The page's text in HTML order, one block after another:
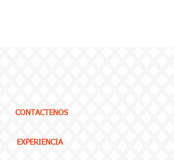
CONTACTENOS
EXPERIENCIA